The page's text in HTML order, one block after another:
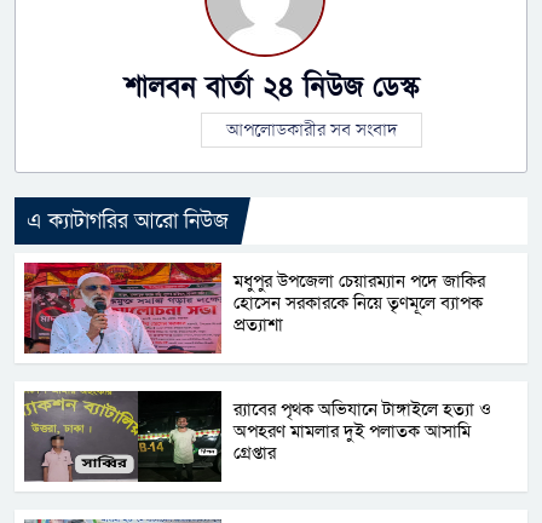
শালবন বার্তা ২৪ নিউজ ডেস্ক
আপলোডকারীর সব সংবাদ
এ ক্যাটাগরির আরো নিউজ
মধুপুর উপজেলা চেয়ারম্যান পদে জাকির
হোসেন সরকারকে নিয়ে তৃণমূলে ব্যাপক
প্রত্যাশা
র‌্যাবের পৃথক অভিযানে টাঙ্গাইলে হত্যা ও
অপহরণ মামলার দুই পলাতক আসামি
গ্রেপ্তার